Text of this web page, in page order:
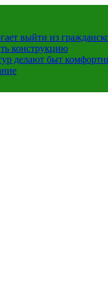
выйти из
конструкцию
делают быт